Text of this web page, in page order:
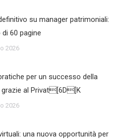
su manager patrimoniali:
60 pagine
2026
per un successo della
al Privat[6D[K
2026
una nuova opportunità per